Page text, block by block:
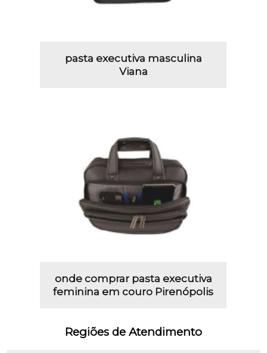
pasta executiva masculina
Viana
onde comprar pasta executiva
feminina em couro Pirenópolis
Regiões de Atendimento